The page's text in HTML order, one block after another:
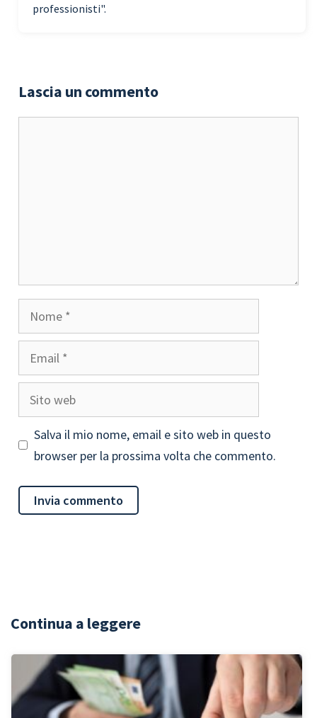
professionisti".
Lascia un commento
Sito
web
Salva il mio nome, email e sito web in questo
browser per la prossima volta che commento.
Continua a leggere